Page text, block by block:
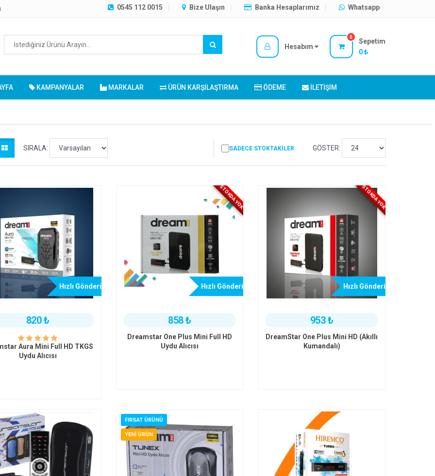
0545 112 0015 Bize Ulaşın Banka Hesaplarımız Whatsapp
Hesabım
0
Sepetim
0 ₺
KAMPANYALAR MARKALAR ÜRÜN KARŞILAŞTIRMA ÖDEME İLETIŞIM
SIRALA: SADECE STOKTAKILER GÖSTER:
Hızlı Gönderi
820 ₺
Aura Mini Full HD TKGS
Uydu Alıcısı
STOKDA YOK
Hızlı Gönderi
858 ₺
Dreamstar One Plus Mini Full HD
Uydu Alıcısı
STOKDA YOK
Hızlı Gönderi
953 ₺
DreamStar One Plus Mini HD (Akıllı
Kumandalı)
FIRSAT ÜRÜNÜ
YENI ÜRÜN